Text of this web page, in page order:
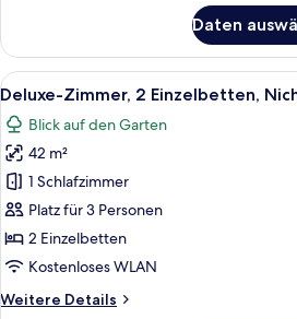
Zimmer,
2 Einzelbetten,
Nichtraucher,
Daten
Alle
Fotos
für
Deluxe-
Zimmer,
2 Einzelbetten,
Nichtraucher,
Gartenblick
Ein
10
Deluxe-Zimmer, 2 Einzelbetten,
Blick auf den Garten
42 m²
1 Schlafzimmer
Platz für 3 Personen
2 Einzelbetten
Kostenloses WLAN
Weitere Details
Weitere